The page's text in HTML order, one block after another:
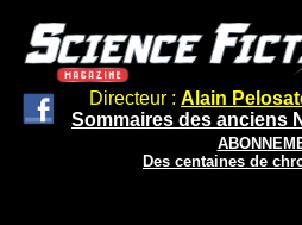
Directeur : Alain
Sommaires des anciens
Des centaines de